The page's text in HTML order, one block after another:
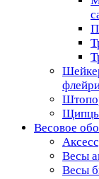
Щипцы
Весовое
Весы
Весы